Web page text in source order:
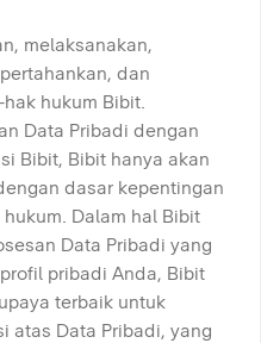
melaksanakan,
dan
hukum Bibit.
Data Pribadi dengan
Bibit, Bibit hanya akan
dasar kepentingan
Dalam hal Bibit
Data Pribadi yang
pribadi Anda, Bibit
terbaik untuk
atas Data Pribadi, yang